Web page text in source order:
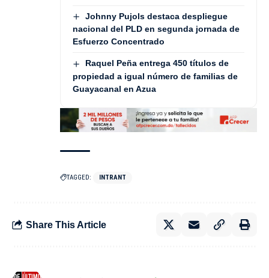
Johnny Pujols destaca despliegue
nacional del PLD en segunda jornada de
Esfuerzo Concentrado
Raquel Peña entrega 450 títulos de
propiedad a igual número de familias de
Guayacanal en Azua
TAGGED: INTRANT
Share This Article